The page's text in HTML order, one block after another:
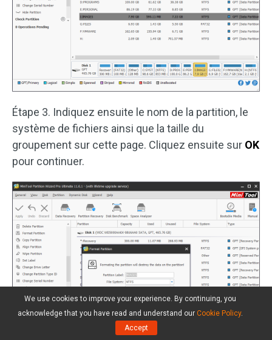
Étape 3. Indiquez ensuite le nom de la partition, le
système de fichiers ainsi que la taille du
groupement sur cette page. Cliquez ensuite sur OK
pour continuer.
We use cookies to improve your experience. By continuing, you
acknowledge that you have read and understand our Cookie Policy.
Accept